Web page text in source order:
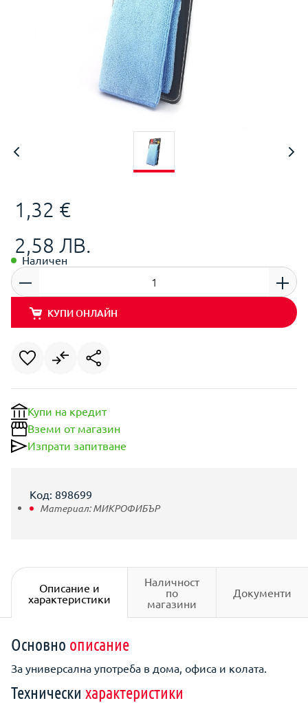
1,32 €
2,58 ЛВ.
Наличен
КУПИ ОНЛАЙН
Купи на кредит
Вземи от магазин
Изпрати запитване
Код: 898699
Материал:МИКРОФИБЪР
Описание и
характеристики
Наличност
по
магазини
Документи
Основно описание
За универсална употреба в дома, офиса и колата.
Технически характеристики